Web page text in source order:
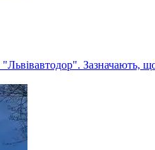
Зазначають,